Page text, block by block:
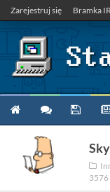
Zarejestruj się Bramka
3576